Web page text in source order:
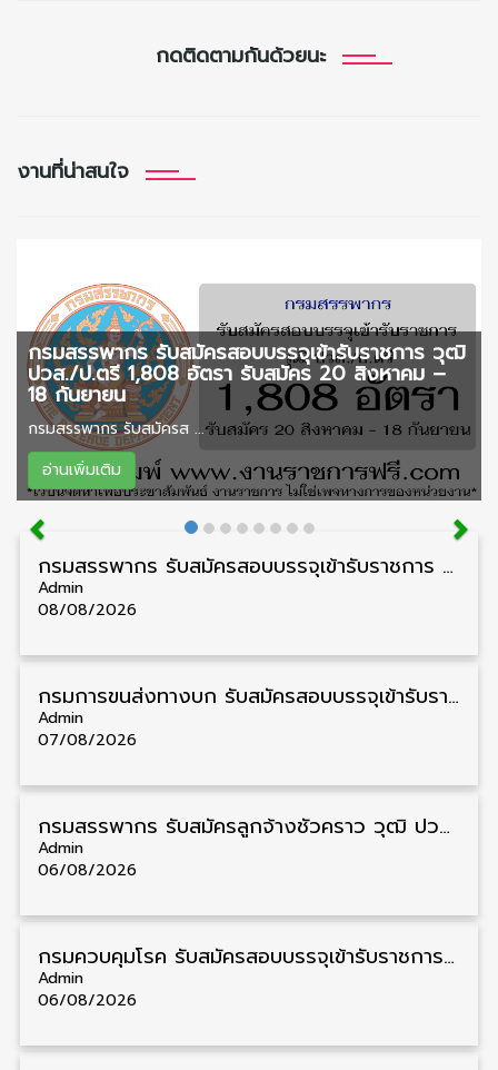
กดติดตามกันด้วยนะ
งานที่น่าสนใจ
กรมสรรพากร รับสมัครสอบบรรจุเข้ารับราชการ วุฒิ
ปวส./ป.ตรี 1,808 อัตรา รับสมัคร 20 สิงหาคม –
18 กันยายน
กรมสรรพากร รับสมัครส ...
อ่านเพิ่มเติม
กรมสรรพากร รับสมัครสอบบรรจุเข้ารับราชการ วุฒิ ปวส./ป.ตรี 1,808 อัตรา รับสมัคร 20 สิงหาคม – 18 กันยายน
Admin
08/08/2026
กรมการขนส่งทางบก รับสมัครสอบบรรจุเข้ารับราชการ วุฒิ ปวส. 24 อัตรา รับสมัคร 18 สิงหาคม – 7 กันยายน
Admin
07/08/2026
กรมสรรพากร รับสมัครลูกจ้างชั่วคราว วุฒิ ปวช./ป.ตรี 138 อัตรา รับสมัคร 17 – 31 สิงหาคม
Admin
06/08/2026
กรมควบคุมโรค รับสมัครสอบบรรจุเข้ารับราชการ วุฒิ ปวส./ป.ตรี 17 อัตรา รับสมัคร 17 สิงหาคม – 4 กันยายน
Admin
06/08/2026